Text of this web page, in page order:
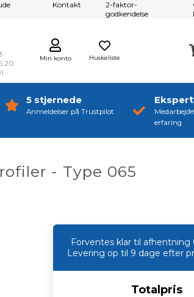
Kontakt
2-faktor-
godkendelse
Huskeliste
Min konto
20
5 stjernede
Anmeldelser på Trustpilot
erfaring
- Type 065
Forventes klar til afhentning
Levering op til 9 dage efter
Totalpris